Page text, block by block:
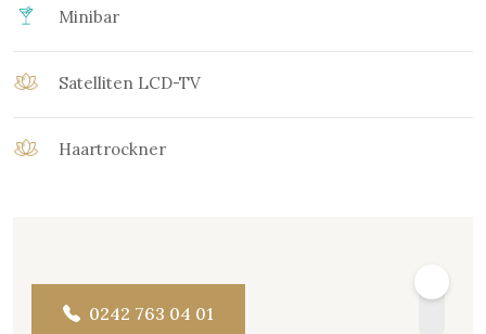
Minibar
Satelliten LCD-TV
Haartrockner
0242 763 04 01